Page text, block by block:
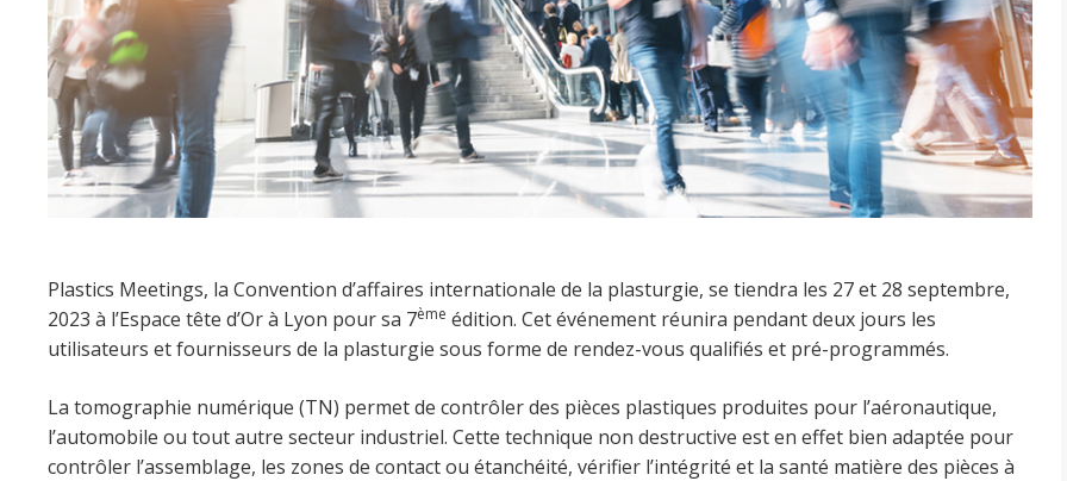
Plastics Meetings, la Convention d’affaires internationale de la plasturgie, se tiendra les 27 et 28 septembre,
2023 à l’Espace tête d’Or à Lyon pour sa 7ème édition. Cet événement réunira pendant deux jours les
utilisateurs et fournisseurs de la plasturgie sous forme de rendez-vous qualifiés et pré-programmés.
La tomographie numérique (TN) permet de contrôler des pièces plastiques produites pour l’aéronautique,
l’automobile ou tout autre secteur industriel. Cette technique non destructive est en effet bien adaptée pour
contrôler l’assemblage, les zones de contact ou étanchéité, vérifier l’intégrité et la santé matière des pièces à